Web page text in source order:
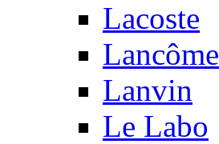
Lacoste
Lancôme
Lanvin
Le Labo